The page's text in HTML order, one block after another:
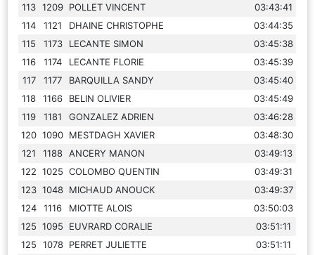
113 1209 POLLET VINCENT
03:43:41
114
1121 DHAINE CHRISTOPHE
03:44:35
115
1173 LECANTE SIMON
03:45:38
116
1174 LECANTE FLORIE
03:45:39
117
1177 BARQUILLA SANDY
03:45:40
118
1166 BELIN OLIVIER
03:45:49
119
1181 GONZALEZ ADRIEN
03:46:28
120 1090 MESTDAGH XAVIER
03:48:30
121
1188 ANCERY MANON
03:49:13
122 1025 COLOMBO QUENTIN
03:49:31
123 1048 MICHAUD ANOUCK
03:49:37
124
1116 MIOTTE ALOIS
03:50:03
125 1095 EUVRARD CORALIE
03:51:11
125
1078 PERRET JULIETTE
03:51:11